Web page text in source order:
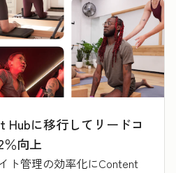
Hubに移行してリードコ
％向上
ト管理の効率化にContent